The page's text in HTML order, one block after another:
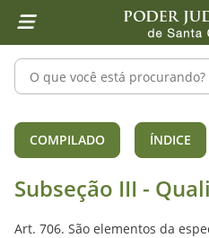
1 Ir para o conteúdo
2 Ir para a ferramenta de
4 Ir para o menu principal
5 Ir para a pesquisa
6 Ir para o rodapé
7 Ir para a página inicial
Pesquisar no portal
Subseção III -
COMPILADO ÍNDICE
Subseção III -
Art. 706. São elementos da